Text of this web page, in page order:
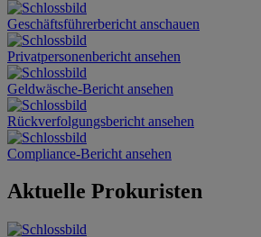
Geschäftsführerbericht anschauen
Privatpersonenbericht ansehen
Geldwäsche-Bericht ansehen
Rückverfolgungsbericht ansehen
Compliance-Bericht ansehen
Aktuelle Prokuristen